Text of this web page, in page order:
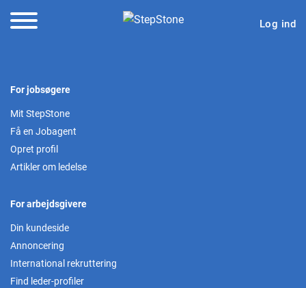
Log ind
For jobsøgere
Mit StepStone
Få en Jobagent
Opret profil
Artikler om ledelse
For arbejdsgivere
Din kundeside
Annoncering
International rekruttering
Find leder-profiler